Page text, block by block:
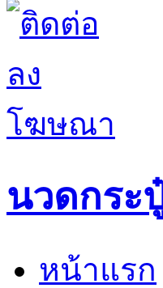
นวดกระปู๋
หน้าแรก